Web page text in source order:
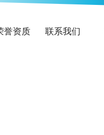
誉资质 联系我们